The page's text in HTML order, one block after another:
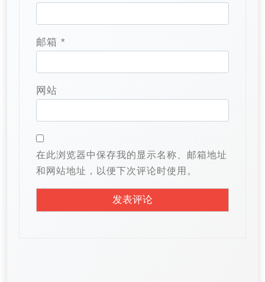
邮箱 *
网站
在此浏览器中保存我的显示名称、邮箱地址
和网站地址，以便下次评论时使用。